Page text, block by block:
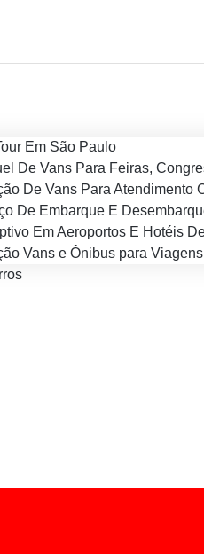
Em São Paulo
De Vans Para Feiras,
De Vans Para Atendimento
De Embarque E
Em Aeroportos E Hotéis
Vans e Ônibus para